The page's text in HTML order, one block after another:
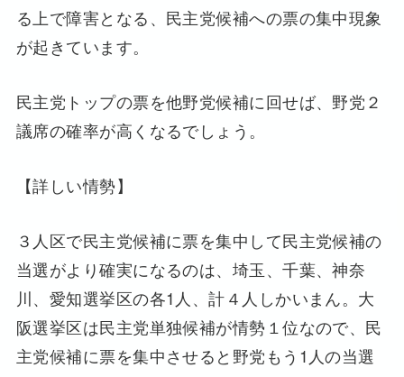
る上で障害となる、民主党候補への票の集中現象
が起きています。
民主党トップの票を他野党候補に回せば、野党２
議席の確率が高くなるでしょう。
【詳しい情勢】
３人区で民主党候補に票を集中して民主党候補の
当選がより確実になるのは、埼玉、千葉、神奈
川、愛知選挙区の各1人、計４人しかいまん。大
阪選挙区は民主党単独候補が情勢１位なので、民
主党候補に票を集中させると野党もう1人の当選